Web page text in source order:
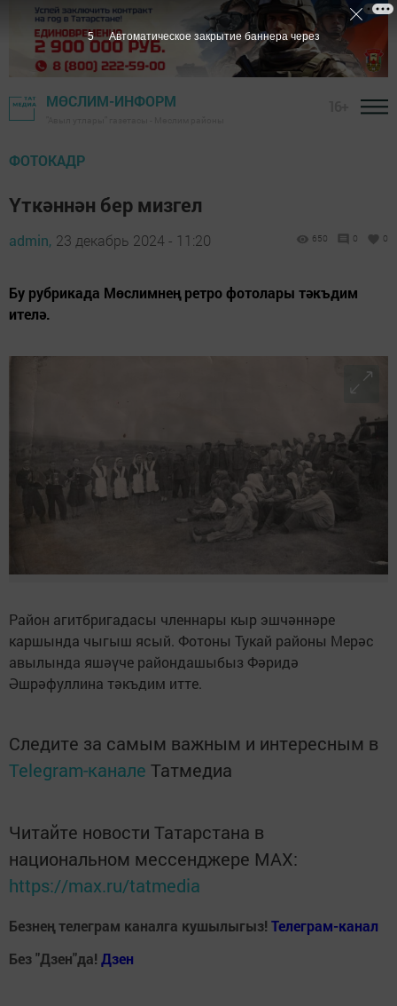
МӨСЛИМ-ИНФОРМ
ФОТОКАДР
Үткәннән бер мизгел
admin, 23 декабрь 2024 - 11:20 650 0 0
Бу рубрикада Мөслимнең ретро фотолары тәкъдим
ителә.
Район агитбригадасы членнары кыр эшчәннәре
каршында чыгыш ясый. Фотоны Тукай районы Мерәс
авылында яшәүче райондашыбыз Фәридә
Әшрәфуллина тәкъдим итте.
Следите за самым важным и интересным в
Telegram-канале Татмедиа
Читайте новости Татарстана в
национальном мессенджере MАХ:
https://max.ru/tatmedia
Безнең телеграм каналга кушылыгыз! Телеграм-канал
Без "Дзен"да! Дзен
3 Автоматическое закрытие баннера через